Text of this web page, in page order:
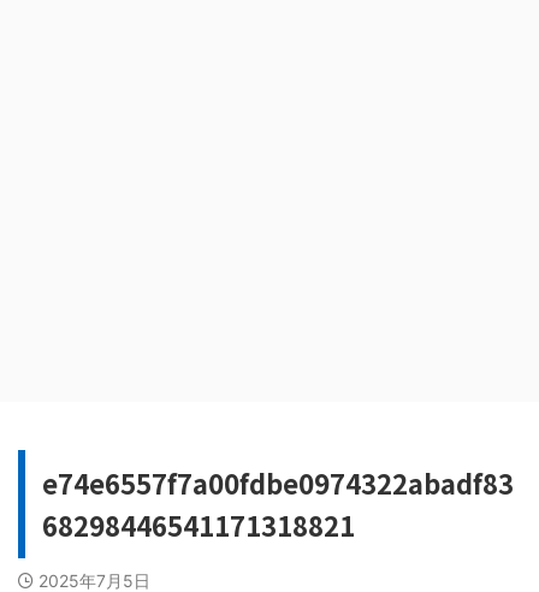
e74e6557f7a00fdbe0974322abadf83
68298446541171318821
2025年7月5日